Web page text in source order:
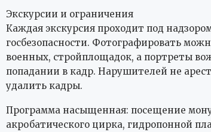
Экскурсии и ограничения
Каждая экскурсия проходит под
госбезопасности. Фотографировать
военных, стройплощадок, а портреты
попадании в кадр. Нарушителей не
удалить кадры.
Программа насыщенная: посещение
акробатического цирка, гидропонной